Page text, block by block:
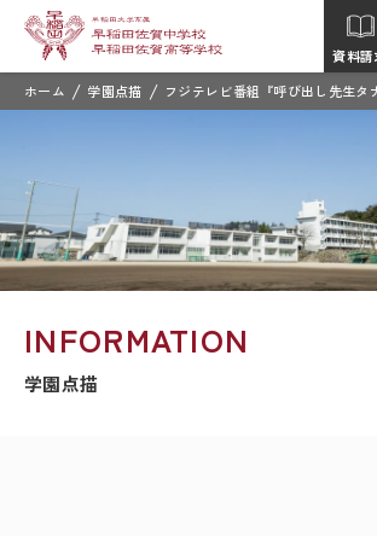
資料請
ホーム / 学園点描 / フジテレビ番組『呼び出し先生
INFORMATION
学園点描